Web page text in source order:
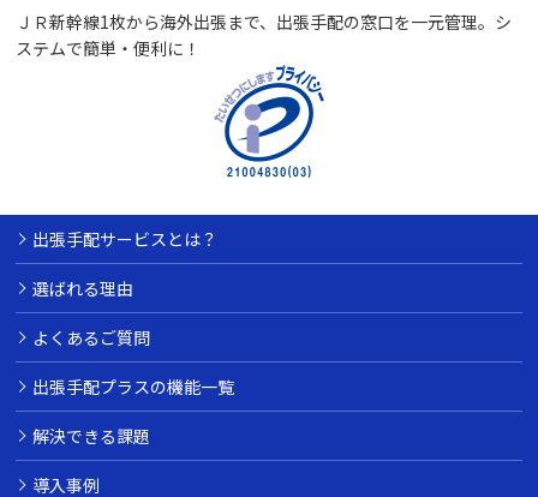
ＪＲ新幹線1枚から海外出張まで、出張手配の窓口を一元管理。 シ
ステムで簡単・便利に！
出張手配サービスとは？
選ばれる理由
よくあるご質問
出張手配プラスの機能一覧
解決できる課題
導入事例